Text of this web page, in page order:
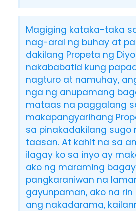
Magiging kataka-taka
nag-aral ng buhay at
dakilang Propeta ng
nakababatid kung
nagturo at namuhay,
nga ng anupamang
mataas na paggalang
makapangyarihang
sa pinakadakilang sugo
taasan. At kahit na sa
ilagay ko sa inyo ay
ako ng maraming
pangkaraniwan na
gayunpaman, ako na rin
ang nakadarama,